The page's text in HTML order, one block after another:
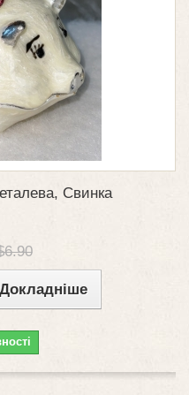
Свинка
Докладніше